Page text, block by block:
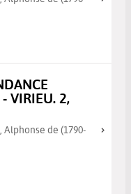
VIRIEU. 2,
de (1790-